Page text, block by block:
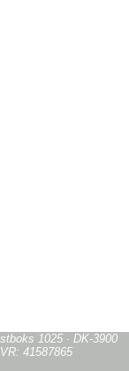
1025 · DK-3900
41587865